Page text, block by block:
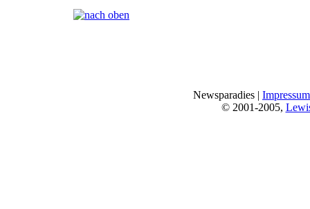
Newsparadies | Impressum
© 2001-2005,